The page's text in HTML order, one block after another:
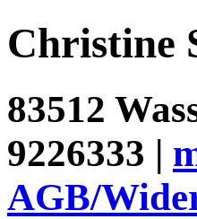
Christine
83512
9226333 |
AGB/